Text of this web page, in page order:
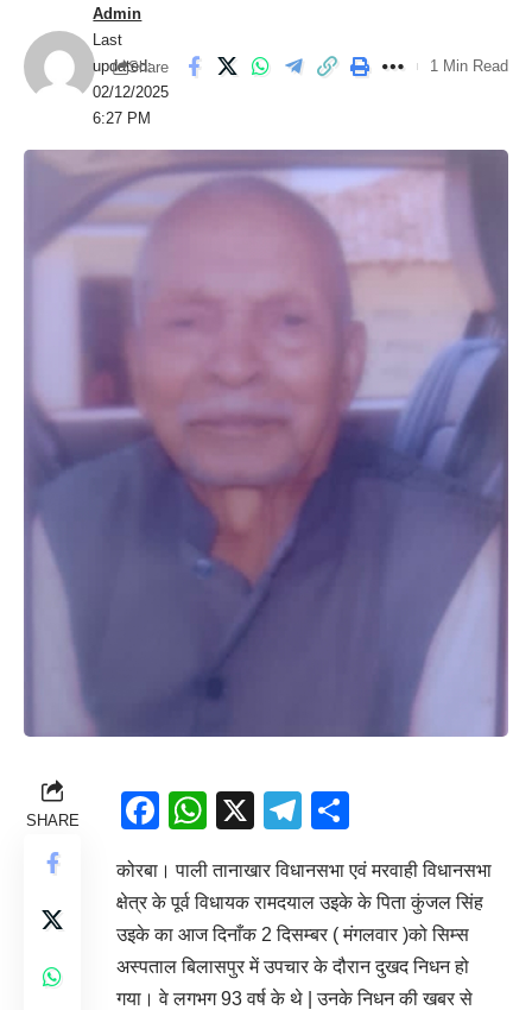
Last
updated:
02/12/2025
6:27 PM
Admin
Share 1 Min Read
SHARE Facebook
WhatsApp
X Telegram
कोरबा। पाली तानाखार विधानसभा एवं मरवाही विधानसभा
क्षेत्र के पूर्व विधायक रामदयाल उइके के पिता कुंजल सिंह
उइके का आज दिनाँक 2 दिसम्बर ( मंगलवार )को सिम्स
अस्पताल बिलासपुर में उपचार के दौरान दुखद निधन हो
गया। वे लगभग 93 वर्ष के थे | उनके निधन की खबर से